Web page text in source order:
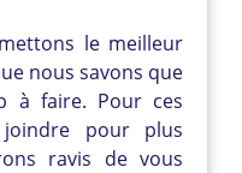
le meilleur
nous savons que
à faire. Pour ces
pour plus
ravis de vous